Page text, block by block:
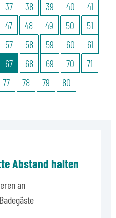
37 38 39 40
41
47 48 49 50
51
57 58 59 60
61
67 68 69 70
71
77 78 79
80
Abstand halten
an